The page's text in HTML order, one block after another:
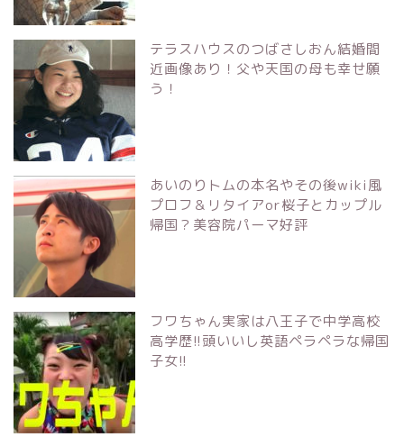
テラスハウスのつばさしおん結婚間
近画像あり！父や天国の母も幸せ願
う！
あいのりトムの本名やその後wiki風
プロフ＆リタイアor桜子とカップル
帰国？美容院パーマ好評
フワちゃん実家は八王子で中学高校
高学歴!!頭いいし英語ペラペラな帰国
子女!!